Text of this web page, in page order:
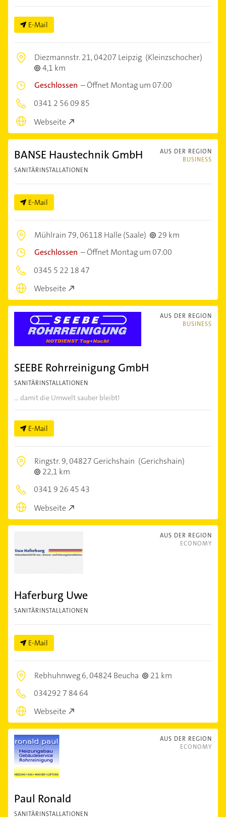
E-Mail
Diezmannstr. 21,04207 Leipzig (Kleinzschocher)
4,1 km
Geschlossen –Öffnet Montag um 07:00
0341 2 56 09 85
Webseite
AUS DER REGION
BUSINESS
BANSE Haustechnik GmbH
SANITÄRINSTALLATIONEN
E-Mail
Mühlrain 79,06118 Halle (Saale)
29 km
Geschlossen –Öffnet Montag um 07:00
0345 5 22 18 47
Webseite
AUS DER REGION
BUSINESS
SEEBE Rohrreinigung GmbH
SANITÄRINSTALLATIONEN
... damit die Umwelt sauber bleibt!
E-Mail
Ringstr. 9,04827 Gerichshain (Gerichshain)
22,1 km
0341 9 26 45 43
Webseite
AUS DER REGION
ECONOMY
Haferburg Uwe
SANITÄRINSTALLATIONEN
E-Mail
Rebhuhnweg 6,04824 Beucha
21 km
034292 7 84 64
Webseite
AUS DER REGION
ECONOMY
Paul Ronald
SANITÄRINSTALLATIONEN